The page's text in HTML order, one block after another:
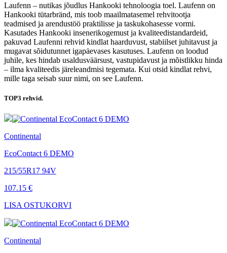
Laufenn – nutikas jõudlus Hankooki tehnoloogia toel. Laufenn on
Hankooki tütarbränd, mis toob maailmatasemel rehvitootja
teadmised ja arendustöö praktilisse ja taskukohasesse vormi.
Kasutades Hankooki insenerikogemust ja kvaliteedistandardeid,
pakuvad Laufenni rehvid kindlat haarduvust, stabiilset juhitavust ja
mugavat sõidutunnet igapäevases kasutuses. Laufenn on loodud
juhile, kes hindab usaldusväärsust, vastupidavust ja mõistlikku hinda
– ilma kvaliteedis järeleandmisi tegemata. Kui otsid kindlat rehvi,
mille taga seisab suur nimi, on see Laufenn.
TOP3 rehvid.
Continental
EcoContact 6 DEMO
215/55R17 94V
107.15 €
LISA OSTUKORVI
Continental